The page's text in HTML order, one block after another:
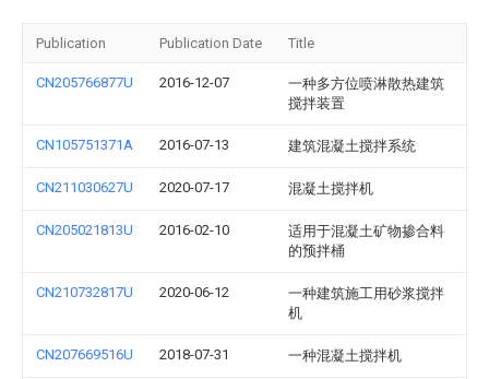
Publication Publication Date Title
CN205766877U 2016-12-07
一种多方位喷淋散热建筑
搅拌装置
CN105751371A 2016-07-13 建筑混凝土搅拌系统
CN211030627U 2020-07-17 混凝土搅拌机
CN205021813U 2016-02-10
适用于混凝土矿物掺合料
的预拌桶
CN210732817U 2020-06-12
一种建筑施工用砂浆搅拌
机
CN207669516U 2018-07-31 一种混凝土搅拌机